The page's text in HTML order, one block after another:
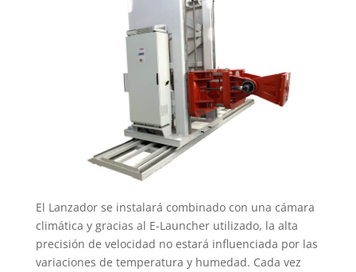
El Lanzador se instalará combinado con una cámara
climática y gracias al E-Launcher utilizado, la alta
precisión de velocidad no estará influenciada por las
variaciones de temperatura y humedad. Cada vez